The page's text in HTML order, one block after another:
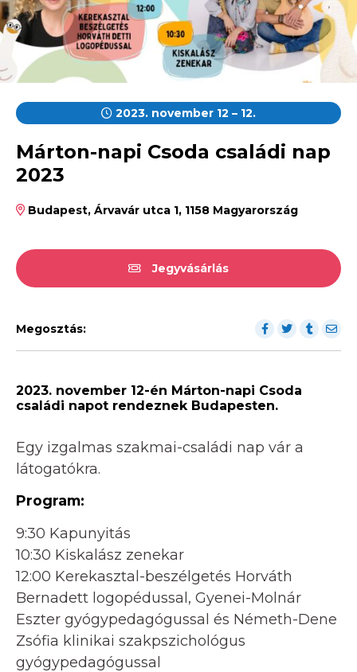
2023. november 12 – 12.
Márton-napi Csoda családi nap
2023
Budapest, Árvavár utca 1, 1158 Magyarország
Jegyvásárlás
Megosztás:
2023. november 12-én Márton-napi Csoda
családi napot rendeznek Budapesten.
Egy izgalmas szakmai-családi nap vár a
látogatókra.
Program:
9:30 Kapunyitás
10:30 Kiskalász zenekar
12:00 Kerekasztal-beszélgetés Horváth
Bernadett logopédussal, Gyenei-Molnár
Eszter gyógypedagógussal és Németh-Dene
Zsófia klinikai szakpszichológus
gyógypedagógussal